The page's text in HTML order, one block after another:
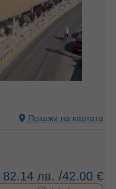
Покажи на картата
82.14 лв. /42.00 €